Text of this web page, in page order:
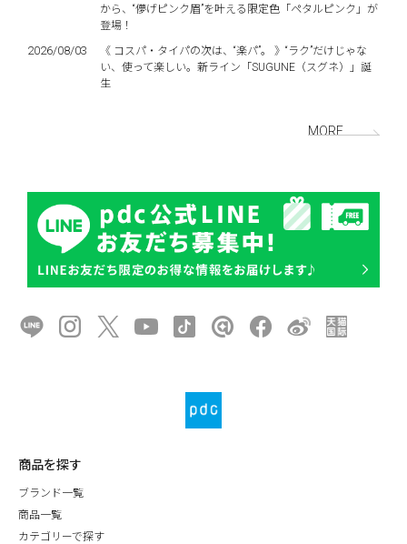
から、“儚げピンク眉”を叶える限定色「ペタルピンク」が
登場！
2026/08/03
《 コスパ・タイパの次は、“楽パ”。 》“ラク”だけじゃな
い、使って楽しい。新ライン「SUGUNE（スグネ）」誕
生
MORE
商品を探す
ブランド一覧
商品一覧
カテゴリーで探す